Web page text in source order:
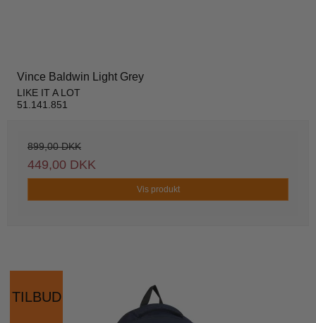
Vince Baldwin Light Grey
LIKE IT A LOT
51.141.851
899,00 DKK
449,00 DKK
Vis produkt
TILBUD